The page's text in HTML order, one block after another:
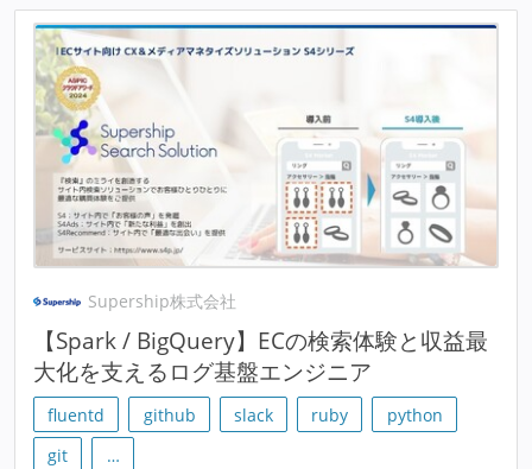
Supership株式会社
【Spark / BigQuery】ECの検索体験と収益最
大化を支えるログ基盤エンジニア
fluentd github slack ruby
python
git
…